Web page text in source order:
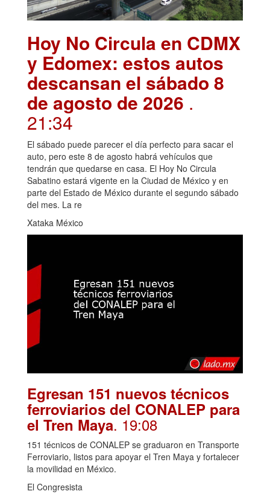
Hoy No Circula en CDMX
y Edomex: estos autos
descansan el sábado 8
de agosto de 2026 .
21:34
El sábado puede parecer el día perfecto para sacar el
auto, pero este 8 de agosto habrá vehículos que
tendrán que quedarse en casa. El Hoy No Circula
Sabatino estará vigente en la Ciudad de México y en
parte del Estado de México durante el segundo sábado
del mes. La re
Xataka México
Egresan 151 nuevos técnicos
ferroviarios del CONALEP para
el Tren Maya. 19:08
151 técnicos de CONALEP se graduaron en Transporte
Ferroviario, listos para apoyar el Tren Maya y fortalecer
la movilidad en México.
El Congresista